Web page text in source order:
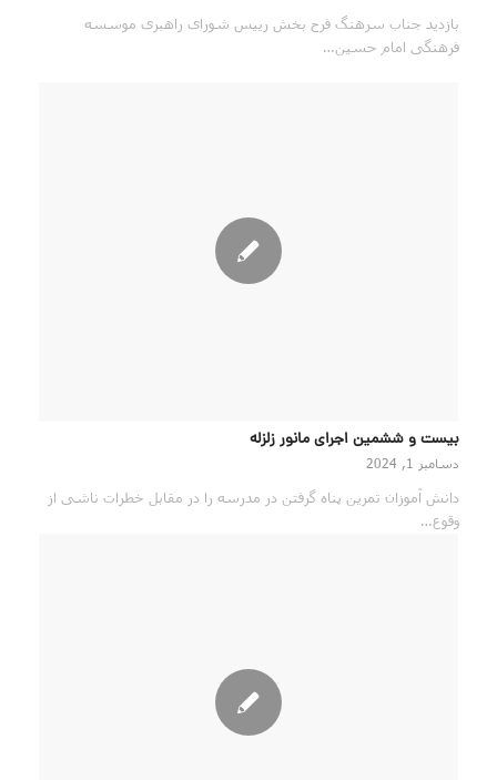
بازدید جناب سرهنگ فرح بخش رییس شورای راهبری موسسه
فرهنگی امام حسین…
بيست و ششمين اجرای مانور زلزله
دسامبر 1, 2024
دانش آموزان تمرین پناه گرفتن در مدرسه را در مقابل خطرات ناشی از
وقوع…